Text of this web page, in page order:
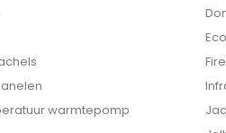
warmtepomp